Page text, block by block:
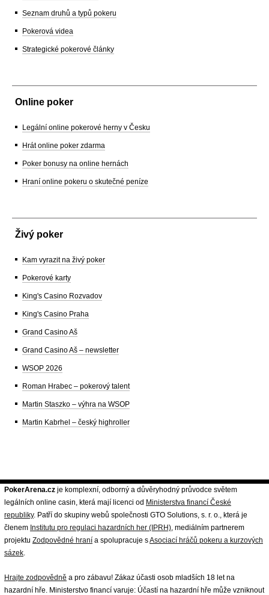
Seznam druhů a typů pokeru
Pokerová videa
Strategické pokerové články
Online poker
Legální online pokerové herny v Česku
Hrát online poker zdarma
Poker bonusy na online hernách
Hraní online pokeru o skutečné peníze
Živý poker
Kam vyrazit na živý poker
Pokerové karty
King's Casino Rozvadov
King's Casino Praha
Grand Casino Aš
Grand Casino Aš – newsletter
WSOP 2026
Roman Hrabec – pokerový talent
Martin Staszko – výhra na WSOP
Martin Kabrhel – český highroller
PokerArena.cz je komplexní, odborný a důvěryhodný průvodce světem
legálních online casin, která mají licenci od Ministerstva financí České
republiky. Patří do skupiny webů společnosti GTO Solutions, s. r. o., která je
členem Institutu pro regulaci hazardních her (IPRH) , mediálním partnerem
projektu Zodpovědné hraní a spolupracuje sAsociací hráčů pokeru a kurzových
sázek
Hrajte zodpovědně a pro zábavu! Zákaz účasti osob mladších 18 let na
hazardní hře. Ministerstvo financí varuje: Účastí na hazardní hře může vzniknout